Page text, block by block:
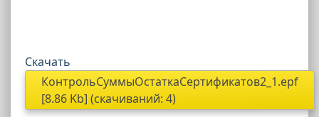
Скачать
КонтрольСуммыОстаткаСертификатов2_1.epf
[8.86 Kb] (cкачиваний: 4)